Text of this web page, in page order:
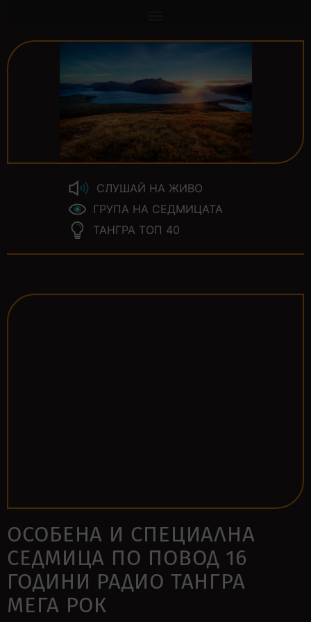
СЛУШАЙ НА ЖИВО
ГРУПА НА СЕДМИЦАТА
ТАНГРА ТОП 40
ОСОБЕНА И СПЕЦИАЛНА
СЕДМИЦА ПО ПОВОД 16
ГОДИНИ РАДИО ТАНГРА
МЕГА РОК